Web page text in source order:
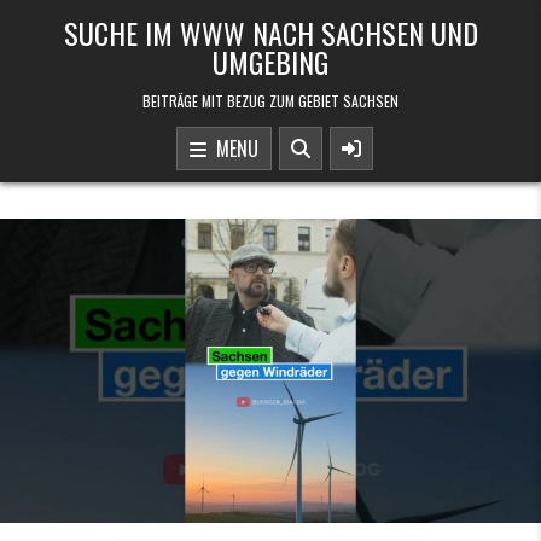
SUCHE IM WWW NACH SACHSEN UND
UMGEBING
BEITRÄGE MIT BEZUG ZUM GEBIET SACHSEN
MENU